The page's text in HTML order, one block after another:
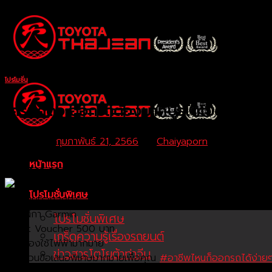
content
หน้าแรก
โปรโมชั่นพิเศษ
โปรโมชั่นพิเศษ
เกร็ดความรู้เรื่องรถยนต์
ข่าวสารโตโยต้าท่าจีน
โปรโมชั่น
ใครที่คิดจะออกรถต้องมาที่บูธโตโยต้าท่า
กุมภาพันธ์ 21, 2566
Chaiyaporn
ใครที่คิดจะออกรถต้องมาที่บูธโตโยต้าท่าจีน ณ Makro ศาลายา วัน
จองรถกระบะทุกรุ่น! ลุ้นรับของรางวัลมากมาย
– สร้อยคอทองคำ
– นาฬิกา Garmin
– Gift Voucher 500 บาท
– เครื่องใช้ไฟฟ้ามากมาย
ยกขบวนข้อเสนอพิเศษมากมายเพื่อคุณ #อาชีพไหนก็ออกรถได้ง่าย